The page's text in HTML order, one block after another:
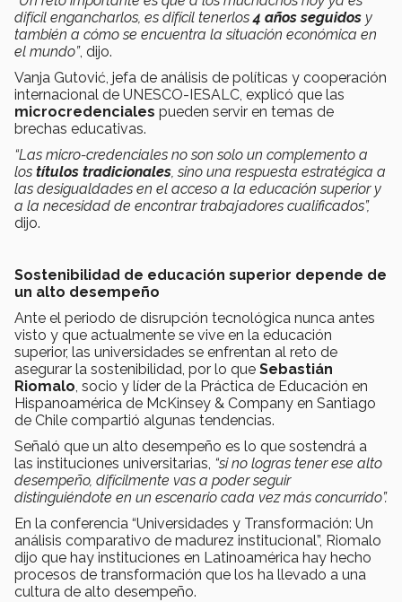
difícil engancharlos, es difícil tenerlos4 años seguidos y
también a cómo se encuentra la situación económica en
el mundo”, dijo.
Vanja Gutović, jefa de análisis de políticas y cooperación
internacional de UNESCO-IESALC, explicó que las
microcredenciales pueden servir en temas de
brechas educativas.
“Las micro-credenciales no son solo un complemento a
los títulos tradicionales, sino una respuesta estratégica a
las desigualdades en el acceso a la educación superior y
a la necesidad de encontrar trabajadores cualificados”,
dijo.
Sostenibilidad de educación superior depende de
un alto desempeño
Ante el periodo de disrupción tecnológica nunca antes
visto y que actualmente se vive en la educación
superior, las universidades se enfrentan al reto de
asegurar la sostenibilidad, por lo que Sebastián
Riomalo, socio y líder de la Práctica de Educación en
Hispanoamérica de McKinsey & Company en Santiago
de Chile compartió algunas tendencias.
Señaló que un alto desempeño es lo que sostendrá a
las instituciones universitarias, “si no logras tener ese alto
desempeño, difícilmente vas a poder seguir
distinguiéndote en un escenario cada vez más concurrido”.
En la conferencia “Universidades y Transformación: Un
análisis comparativo de madurez institucional”, Riomalo
dijo que hay instituciones en Latinoamérica hay hecho
procesos de transformación que los ha llevado a una
cultura de alto desempeño.